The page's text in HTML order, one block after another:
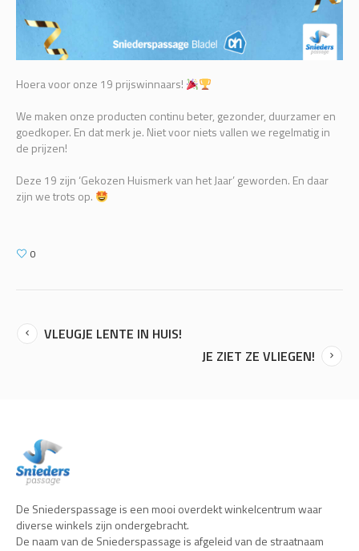
Hoera voor onze 19 prijswinnaars!
We maken onze producten continu beter, gezonder, duurzamer en
goedkoper. En dat merk je. Niet voor niets vallen we regelmatig in
de prijzen!
Deze 19 zijn ‘Gekozen Huismerk van het Jaar’ geworden. En daar
zijn we trots op.
0
VLEUGJE LENTE IN HUIS!
JE ZIET ZE VLIEGEN!
De Sniederspassage is een mooi overdekt winkelcentrum waar
diverse winkels zijn ondergebracht.
De naam van de Sniederspassage is afgeleid van de straatnaam